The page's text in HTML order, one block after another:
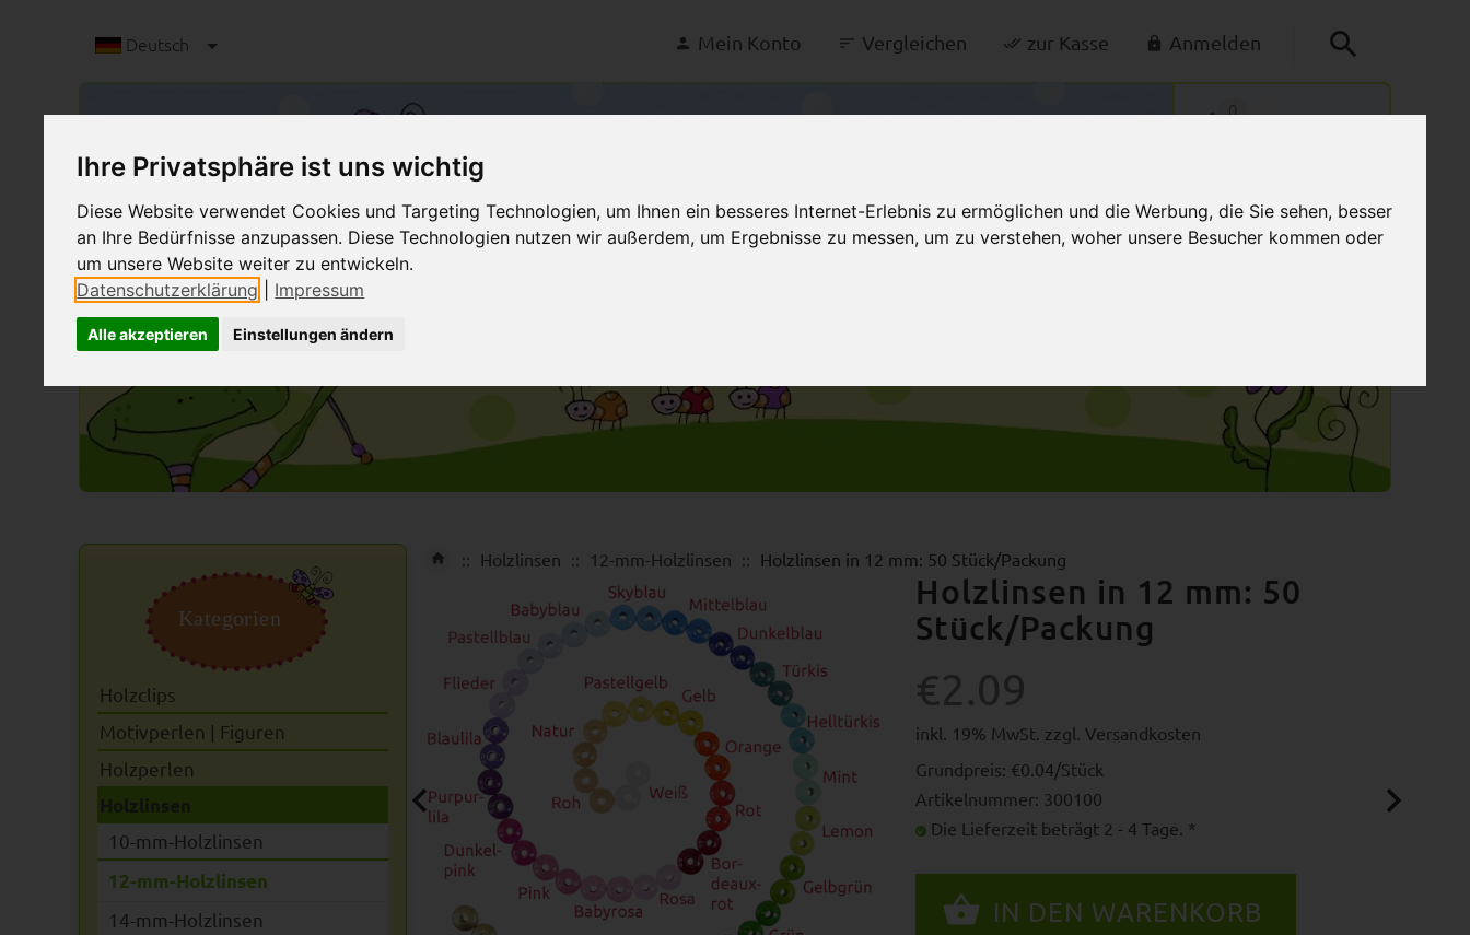
Ihre Privatsphäre ist uns wichtig
Diese Website verwendet Cookies und Targeting Technologien, um Ihnen ein besseres Internet-Erlebnis zu ermöglichen und die Werbung, die Sie sehen, besser
an Ihre Bedürfnisse anzupassen. Diese Technologien nutzen wir außerdem, um Ergebnisse zu messen, um zu verstehen, woher unsere Besucher kommen oder
um unsere Website weiter zu entwickeln.
Datenschutzerklärung
Impressum
Alle akzeptieren Einstellungen ändern
Deutsch Mein Konto Vergleichen zur Kasse Anmelden
0
Holzlinsen 12-mm-Holzlinsen Holzlinsen in 12 mm: 50 Stück/Packung
Holzlinsen in 12 mm: 50
Stück/Packung
€2.09
inkl. 19% MwSt. zzgl. Versandkosten
Grundpreis: €0.04/Stück
Artikelnummer: 300100
Die Lieferzeit beträgt 2 - 4 Tage. *
Kategorien
Holzclips
Motivperlen | Figuren
Holzperlen
Holzlinsen
10-mm-Holzlinsen
12-mm-Holzlinsen
14-mm-Holzlinsen